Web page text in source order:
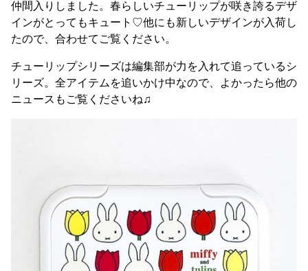
仲間入りしました。春らしいチューリップが咲き誇るデザ
インがとってもキュート♡他にも新しいデザインが入荷し
たので、合わせてご覧ください。
チューリップシリーズは編集部が力を入れて追っているシ
リーズ。全アイテムを追いかけ中なので、よかったら他の
ニュースもご覧くださいね♫